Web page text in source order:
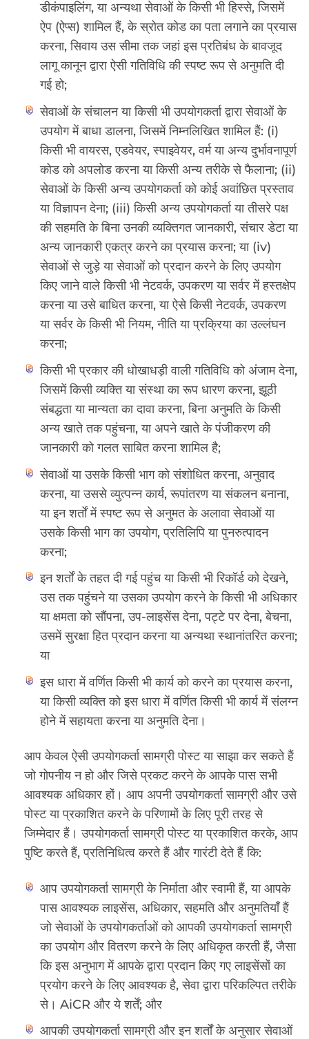
डीकंपाइलिंग, या अन्यथा सेवाओं के किसी भी हिस्से, जिसमें
ऐप (ऐप्स) शामिल हैं, के स्रोत कोड का पता लगाने का प्रयास
करना, सिवाय उस सीमा तक जहां इस प्रतिबंध के बावजूद
लागू कानून द्वारा ऐसी गतिविधि की स्पष्ट रूप से अनुमति दी
गई हो;
सेवाओं के संचालन या किसी भी उपयोगकर्ता द्वारा सेवाओं के
उपयोग में बाधा डालना, जिसमें निम्नलिखित शामिल हैं: (i)
किसी भी वायरस, एडवेयर, स्पाइवेयर, वर्म या अन्य दुर्भावनापूर्ण
कोड को अपलोड करना या किसी अन्य तरीके से फैलाना; (ii)
सेवाओं के किसी अन्य उपयोगकर्ता को कोई अवांछित प्रस्ताव
या विज्ञापन देना; (iii) किसी अन्य उपयोगकर्ता या तीसरे पक्ष
की सहमति के बिना उनकी व्यक्तिगत जानकारी, संचार डेटा या
अन्य जानकारी एकत्र करने का प्रयास करना; या (iv)
सेवाओं से जुड़े या सेवाओं को प्रदान करने के लिए उपयोग
किए जाने वाले किसी भी नेटवर्क, उपकरण या सर्वर में हस्तक्षेप
करना या उसे बाधित करना, या ऐसे किसी नेटवर्क, उपकरण
या सर्वर के किसी भी नियम, नीति या प्रक्रिया का उल्लंघन
करना;
किसी भी प्रकार की धोखाधड़ी वाली गतिविधि को अंजाम देना,
जिसमें किसी व्यक्ति या संस्था का रूप धारण करना, झूठी
संबद्धता या मान्यता का दावा करना, बिना अनुमति के किसी
अन्य खाते तक पहुंचना, या अपने खाते के पंजीकरण की
जानकारी को गलत साबित करना शामिल है;
सेवाओं या उसके किसी भाग को संशोधित करना, अनुवाद
करना, या उससे व्युत्पन्न कार्य, रूपांतरण या संकलन बनाना,
या इन शर्तों में स्पष्ट रूप से अनुमत के अलावा सेवाओं या
उसके किसी भाग का उपयोग, प्रतिलिपि या पुनरुत्पादन
करना;
इन शर्तों के तहत दी गई पहुंच या किसी भी रिकॉर्ड को देखने,
उस तक पहुंचने या उसका उपयोग करने के किसी भी अधिकार
या क्षमता को सौंपना, उप-लाइसेंस देना, पट्टे पर देना, बेचना,
उसमें सुरक्षा हित प्रदान करना या अन्यथा स्थानांतरित करना;
या
इस धारा में वर्णित किसी भी कार्य को करने का प्रयास करना,
या किसी व्यक्ति को इस धारा में वर्णित किसी भी कार्य में संलग्न
होने में सहायता करना या अनुमति देना।
आप केवल ऐसी उपयोगकर्ता सामग्री पोस्ट या साझा कर सकते हैं
जो गोपनीय न हो और जिसे प्रकट करने के आपके पास सभी
आवश्यक अधिकार हों। आप अपनी उपयोगकर्ता सामग्री और उसे
पोस्ट या प्रकाशित करने के परिणामों के लिए पूरी तरह से
जिम्मेदार हैं। उपयोगकर्ता सामग्री पोस्ट या प्रकाशित करके, आप
पुष्टि करते हैं, प्रतिनिधित्व करते हैं और गारंटी देते हैं कि:
आप उपयोगकर्ता सामग्री के निर्माता और स्वामी हैं, या आपके
पास आवश्यक लाइसेंस, अधिकार, सहमति और अनुमतियाँ हैं
जो सेवाओं के उपयोगकर्ताओं को आपकी उपयोगकर्ता सामग्री
का उपयोग और वितरण करने के लिए अधिकृत करती हैं, जैसा
कि इस अनुभाग में आपके द्वारा प्रदान किए गए लाइसेंसों का
प्रयोग करने के लिए आवश्यक है, सेवा द्वारा परिकल्पित तरीके
से। AiCR और ये शर्तें; और
आपकी उपयोगकर्ता सामग्री और इन शर्तों के अनुसार सेवाओं